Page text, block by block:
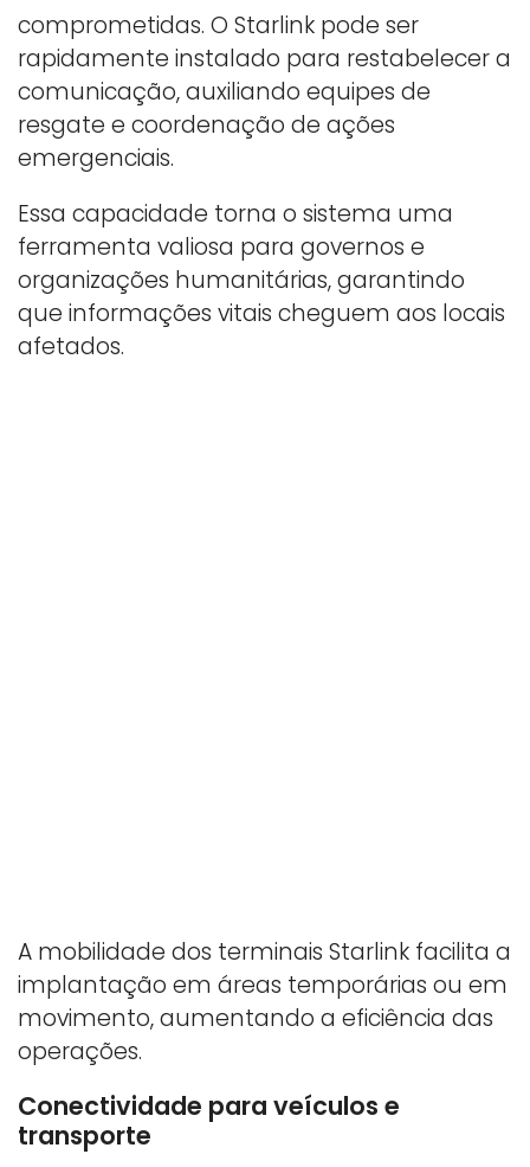
comprometidas. O Starlink pode ser
rapidamente instalado para restabelecer a
comunicação, auxiliando equipes de
resgate e coordenação de ações
emergenciais.
Essa capacidade torna o sistema uma
ferramenta valiosa para governos e
organizações humanitárias, garantindo
que informações vitais cheguem aos locais
afetados.
A mobilidade dos terminais Starlink facilita a
implantação em áreas temporárias ou em
movimento, aumentando a eficiência das
operações.
Conectividade para veículos e
transporte